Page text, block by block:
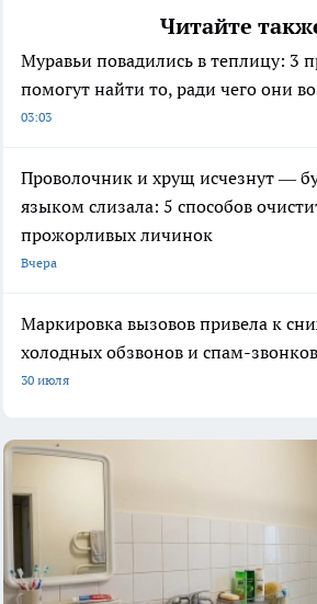
Читайте
Муравьи повадились в теплицу: 3
помогут найти то, ради чего они
03:03
Проволочник и хрущ исчезнут —
языком слизала: 5 способов
прожорливых личинок
Вчера
Маркировка вызовов привела к
холодных обзвонов и спам-звонков
30 июля